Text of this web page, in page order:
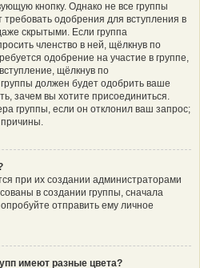
кнопку. Однако не все группы
одобрения для вступления в
скрытыми. Если группа
членство в ней, щёлкнув по
одобрение на участие в группе,
щёлкнув по
должен будет одобрить ваше
зачем вы хотите присоединиться.
группы, если он отклонил ваш запрос;
причины.
при их создании администраторами
в создании группы, сначала
отправить ему личное
имеют разные цвета?